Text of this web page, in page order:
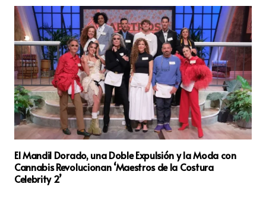
El Mandil Dorado, una Doble Expulsión y la Moda con
Cannabis Revolucionan ‘Maestros de la Costura
Celebrity 2’